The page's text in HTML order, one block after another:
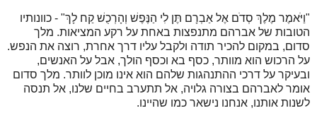
"וַיֹּאמֶר מֶלֶךְ סְדֹם אֶל אַבְרָם תֶּן לִי הַנֶּפֶשׁ וְהָרְכֻשׁ קַח לָךְ" - כוונותיו
הטובות של אברהם מתנפצות באחת על רקע המציאות. מלך
סדום, במקום להכיר תודה ולקבל עליו דרך אחרת, רוצה את הנפש.
על הרכוש הוא מוותר, כסף בא וכסף הולך, אבל על האנשים,
ובעיקר על דרכי ההתנהגות שלהם הוא אינו מוכן לוותר. מלך סדום
אומר לאברהם בצורה גלויה, אל תתערב בחיים שלנו, אל תנסה
לשנות אותנו, אנחנו נישאר כמו שהיינו.